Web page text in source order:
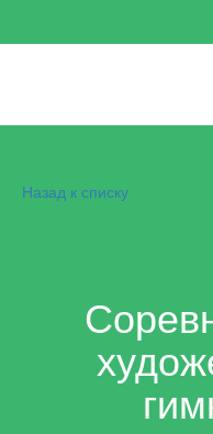
Назад к списку